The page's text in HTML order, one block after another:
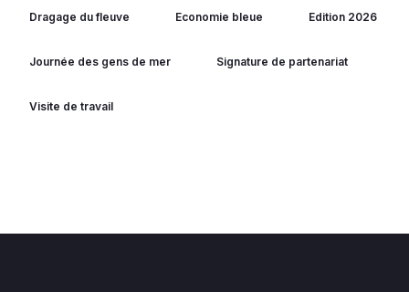
Dragage du fleuve Economie bleue Edition 2026
Journée des gens de mer Signature de partenariat
Visite de travail